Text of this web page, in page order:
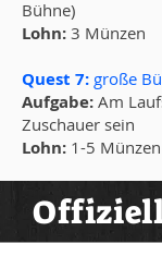
Bühne)
Lohn: 3 Münzen
Quest 7: große
Aufgabe: Am
Zuschauer sein
Lohn: 1-5